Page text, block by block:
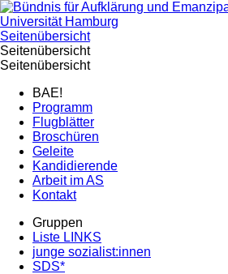
Seitenübersicht
Seitenübersicht
Seitenübersicht
BAE!
Programm
Flugblätter
Broschüren
Geleite
Kandidierende
Arbeit im AS
Kontakt
Gruppen
Liste LINKS
junge sozialist:innen
SDS*